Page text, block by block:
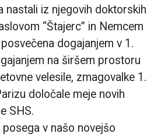
nastali iz njegovih doktorskih
“Štajerc” in Nemcem
dogajanjem v 1.
na širšem prostoru
velesile, zmagovalke 1.
določale meje novih
SHS.
v našo novejšo